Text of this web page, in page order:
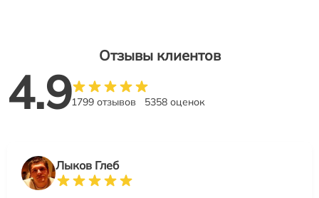
Отзывы клиентов
4.91799 отзывов 5358 оценок
Лыков Глеб